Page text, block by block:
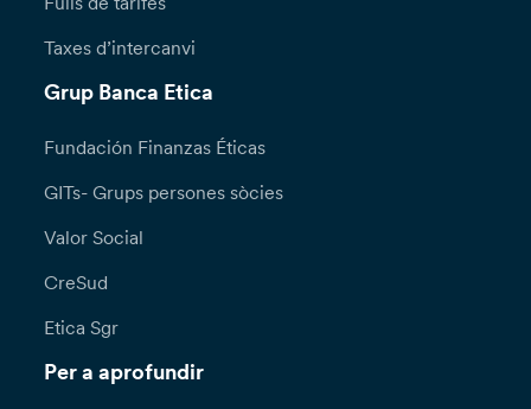
Taxes d’intercanvi
Grup Banca Etica
Fundación Finanzas Éticas
GITs- Grups persones sòcies
Valor Social
CreSud
Etica Sgr
Per a aprofundir